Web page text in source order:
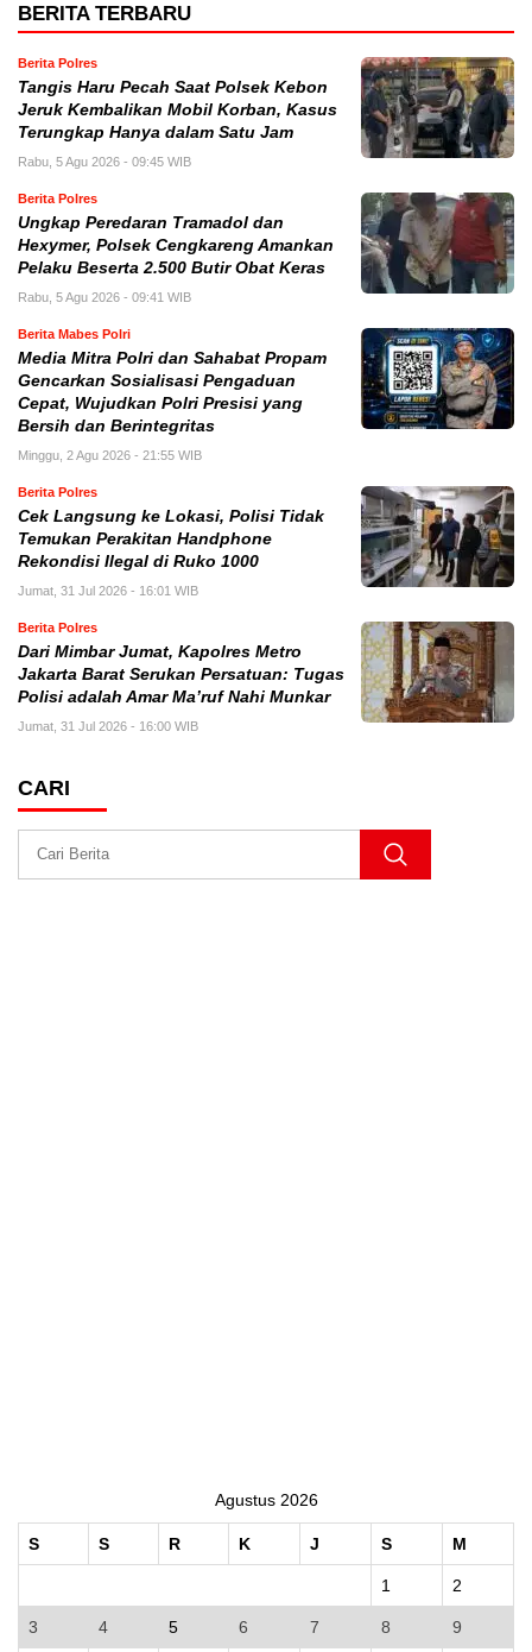
BERITA TERBARU
Berita Polres
Tangis Haru Pecah Saat Polsek Kebon
Jeruk Kembalikan Mobil Korban, Kasus
Terungkap Hanya dalam Satu Jam
Rabu, 5 Agu 2026 - 09:45 WIB
Berita Polres
Ungkap Peredaran Tramadol dan
Hexymer, Polsek Cengkareng Amankan
Pelaku Beserta 2.500 Butir Obat Keras
Rabu, 5 Agu 2026 - 09:41 WIB
Berita Mabes Polri
Media Mitra Polri dan Sahabat Propam
Gencarkan Sosialisasi Pengaduan
Cepat, Wujudkan Polri Presisi yang
Bersih dan Berintegritas
Minggu, 2 Agu 2026 - 21:55 WIB
Berita Polres
Cek Langsung ke Lokasi, Polisi Tidak
Temukan Perakitan Handphone
Rekondisi Ilegal di Ruko 1000
Jumat, 31 Jul 2026 - 16:01 WIB
Berita Polres
Dari Mimbar Jumat, Kapolres Metro
Jakarta Barat Serukan Persatuan: Tugas
Polisi adalah Amar Ma’ruf Nahi Munkar
Jumat, 31 Jul 2026 - 16:00 WIB
CARI
Agustus 2026
S S R K J S M
1 2
3 4 5 6 7 8 9